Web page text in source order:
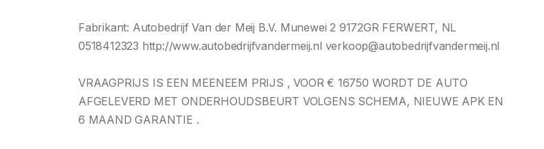
Fabrikant: Autobedrijf Van der Meij B.V. Munewei 2 9172GR FERWERT, NL
0518412323 http://www.autobedrijfvandermeij.nl verkoop@autobedrijfvandermeij.nl
VRAAGPRIJS IS EEN MEENEEM PRIJS , VOOR € 16750 WORDT DE AUTO
AFGELEVERD MET ONDERHOUDSBEURT VOLGENS SCHEMA, NIEUWE APK EN
6 MAAND GARANTIE .